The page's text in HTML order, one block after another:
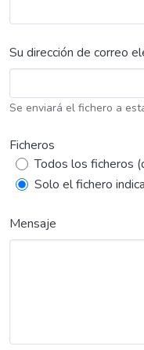
Su dirección de correo
Se enviará el fichero a
Ficheros
Todos los ficheros
Solo el fichero
Mensaje